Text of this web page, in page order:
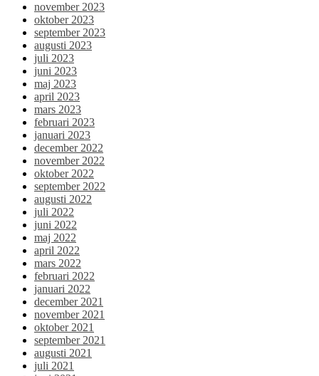
november 2023
oktober 2023
september 2023
augusti 2023
juli 2023
juni 2023
maj 2023
april 2023
mars 2023
februari 2023
januari 2023
december 2022
november 2022
oktober 2022
september 2022
augusti 2022
juli 2022
juni 2022
maj 2022
april 2022
mars 2022
februari 2022
januari 2022
december 2021
november 2021
oktober 2021
september 2021
augusti 2021
juli 2021